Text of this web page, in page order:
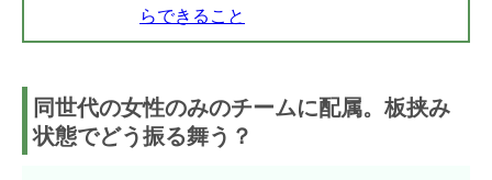
らできること
同世代の女性のみのチームに配属。板挟み
状態でどう振る舞う？